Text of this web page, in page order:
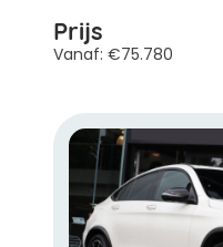
Prijs
Vanaf: €75.780